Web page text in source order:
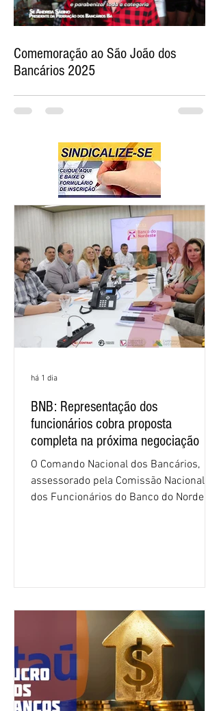
Comemoração ao São João dos
Bancários 2025
BNB: Representação dos
funcionários cobra proposta
completa na próxima negociação
O Comando Nacional dos Bancários,
assessorado pela Comissão Nacional
dos Funcionários do Banco do Nordeste
negociação encerrou a discussão das
cláusulas econômicas e sindicais da
minuta, e a representação dos
funcionários cobrou que o banco
apresente uma proposta c
há 1 dia